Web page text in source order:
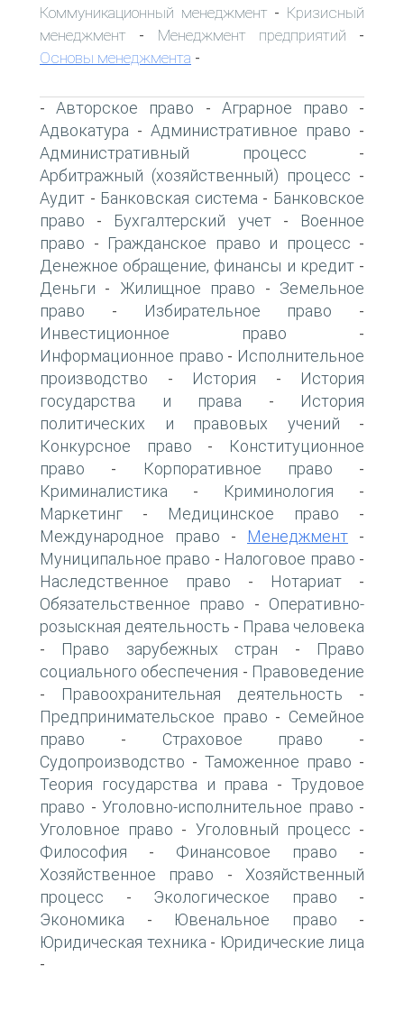
Коммуникационный менеджмент - Кризисный
менеджмент - Менеджмент предприятий -
Основы менеджмента -
-Авторское право - Аграрное право -
Адвокатура - Административное право -
Административный процесс -
Арбитражный (хозяйственный) процесс -
Аудит - Банковская система - Банковское
право - Бухгалтерский учет-
Военное
право - Гражданское право и процесс -
Денежное обращение, финансы и кредит-
Деньги - Жилищное право - Земельное
право - Избирательное право -
Инвестиционное право -
Информационное право - Исполнительное
производство - История -
История
государства и права -
История
политических и правовых учений -
Конкурсное право -
Конституционное
право - Корпоративное право -
Криминалистика - Криминология -
Маркетинг - Медицинское право -
Международное право - Менеджмент -
Муниципальное право - Налоговое право -
Наследственное право - Нотариат -
Обязательственное право - Оперативно-
розыскная деятельность - Права человека
- Право зарубежных стран -
Право
социального обеспечения - Правоведение
- Правоохранительная деятельность -
Предпринимательское право - Семейное
право - Страховое право -
Судопроизводство - Таможенное право -
Теория государства и права -Трудовое
право - Уголовно-исполнительное право -
Уголовное право - Уголовный процесс -
Философия - Финансовое право -
Хозяйственное право - Хозяйственный
процесс - Экологическое право -
Экономика - Ювенальное право -
Юридическая техника - Юридические лица
-